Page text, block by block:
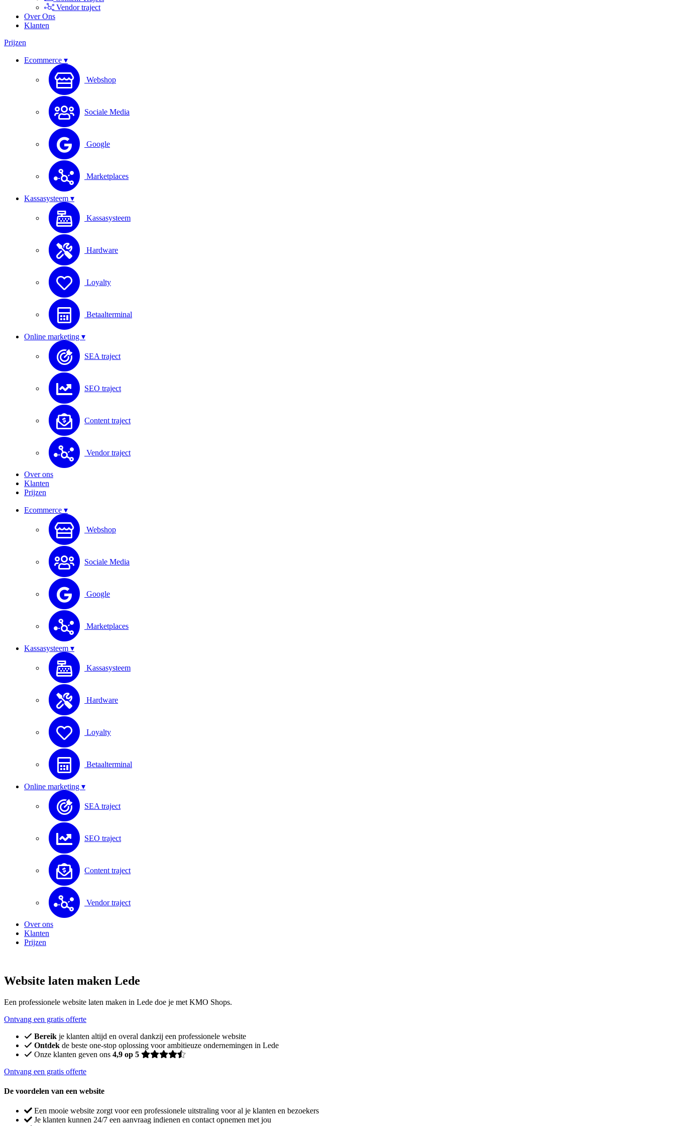
Vendor traject
Over Ons
Klanten
Prijzen
Ecommerce ▾
Webshop
Sociale Media
Google
Marketplaces
Kassasysteem ▾
Kassasysteem
Hardware
Loyalty
Betaalterminal
Online marketing ▾
SEA traject
SEO traject
Content traject
Vendor traject
Over ons
Klanten
Prijzen
Ecommerce ▾
Webshop
Sociale Media
Google
Marketplaces
Kassasysteem ▾
Kassasysteem
Hardware
Loyalty
Betaalterminal
Online marketing ▾
SEA traject
SEO traject
Content traject
Vendor traject
Over ons
Klanten
Prijzen
Website laten maken Lede
Een professionele website laten maken in Lede doe je met KMO Shops.
Ontvang een gratis offerte
Bereik je klanten altijd en overal dankzij een professionele website
Ontdek de beste one-stop oplossing voor ambitieuze ondernemingen in Lede
Onze klanten geven ons 4,9 op 5
Ontvang een gratis offerte
De voordelen van een website
Een mooie website zorgt voor een professionele uitstraling voor al je klanten en bezoekers
Je klanten kunnen 24/7 een aanvraag indienen en contact opnemen met jou